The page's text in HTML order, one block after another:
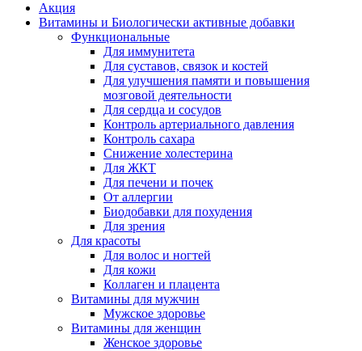
Акция
Витамины и Биологически активные добавки
Функциональные
Для иммунитета
Для суставов, связок и костей
Для улучшения памяти и повышения
мозговой деятельности
Для сердца и сосудов
Контроль артериального давления
Контроль сахара
Снижение холестерина
Для ЖКТ
Для печени и почек
От аллергии
Биодобавки для похудения
Для зрения
Для красоты
Для волос и ногтей
Для кожи
Коллаген и плацента
Витамины для мужчин
Мужское здоровье
Витамины для женщин
Женское здоровье